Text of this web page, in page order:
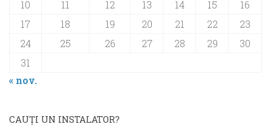
10
11 12 13 14 15
16
17
18 19 20 21 22
23
24
25 26 27 28 29
30
31
« nov.
CAUŢI UN INSTALATOR?